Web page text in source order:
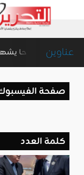
عناوين
الغضب بوصلة … لا
صفحة
كلمة العدد